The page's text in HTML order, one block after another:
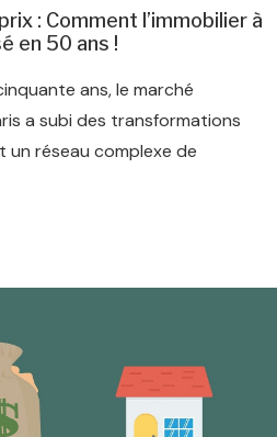
: Comment l’immobilier à
en 50 ans !
ans, le marché
a subi des transformations
un réseau complexe de